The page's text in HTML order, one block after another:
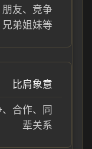
友、竞争
弟姐妹等
比肩象意
合作、同
辈关系